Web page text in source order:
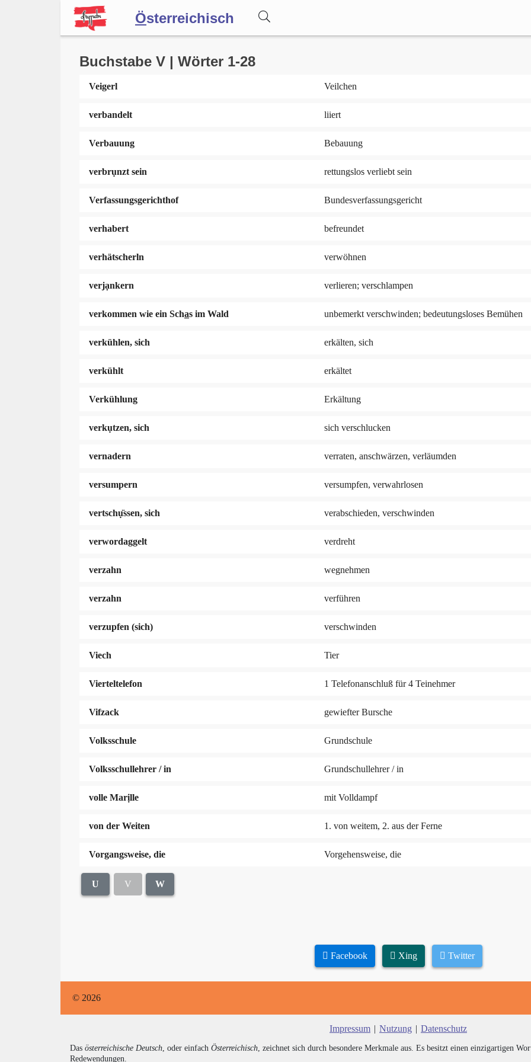
Österreichisch
Wörterbuch
Blog
Buchstabe V | Wörter 1-28
Veigerl Veilchen
verbandelt liiert
Verbauung Bebauung
verbrụnzt sein rettungslos verliebt sein
Verfassungsgerichthof Bundesverfassungsgericht
verhabert befreundet
verhätscherln verwöhnen
verjạnkern verlieren; verschlampen
verkommen wie ein Scha̲s im Wald unbemerkt verschwinden; bedeutungsloses Bemühen
verkühlen, sich erkälten, sich
verkühlt erkältet
Verkühlung Erkältung
verkụtzen, sich sich verschlucken
vernadern verraten, anschwärzen, verläumden
versumpern versumpfen, verwahrlosen
vertschụ̈ssen, sich verabschieden, verschwinden
verwordaggelt verdreht
verzahn wegnehmen
verzahn verführen
verzupfen (sich) verschwinden
Viech Tier
Vierteltelefon 1 Telefonanschluß für 4 Teinehmer
Vifzack gewiefter Bursche
Volksschule Grundschule
Volksschullehrer / in Grundschullehrer / in
volle Marịlle mit Volldampf
von der Weiten 1. von weitem, 2. aus der Ferne
Vor­gangs­wei­se, die Vorgehensweise, die
U V W
Facebook Xing Twitter
© 2026
Impressum | Nutzung | Datenschutz
Das österreichische Deutsch , oder einfach Österreichisch , zeichnet sich durch besondere Merkmale aus. Es besitzt einen einzigartigen
Redewendungen.